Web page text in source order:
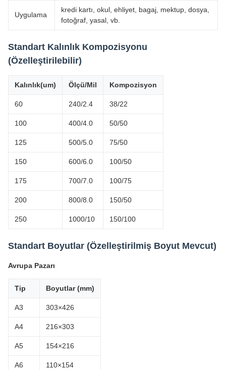
Uygulama
kredi kartı, okul, ehliyet, bagaj, mektup, dosya,
fotoğraf, yasal, vb.
Standart Kalınlık Kompozisyonu
(Özelleştirilebilir)
Kalınlık(um) Ölçü/Mil Kompozisyon
60 240/2.4 38/22
100 400/4.0 50/50
125 500/5.0 75/50
150 600/6.0 100/50
175 700/7.0 100/75
200 800/8.0 150/50
250 1000/10 150/100
Standart Boyutlar (Özelleştirilmiş Boyut Mevcut)
Avrupa Pazarı
Tip Boyutlar (mm)
A3 303×426
A4 216×303
A5 154×216
A6 110×154